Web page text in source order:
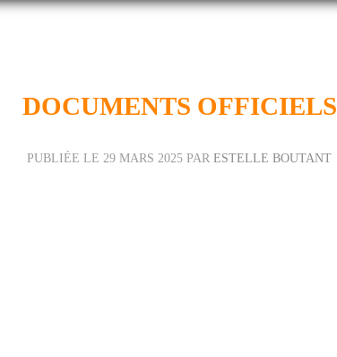
DOCUMENTS OFFICIELS
PUBLIÉE LE 29 MARS 2025 PAR ESTELLE BOUTANT